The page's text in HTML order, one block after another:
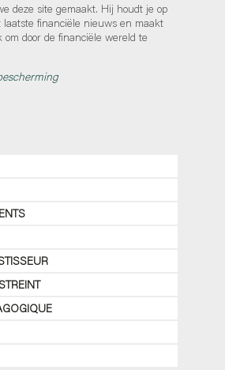
deze site gemaakt. Hij houdt je op
laatste financiële nieuws en maakt
door de financiële wereld te